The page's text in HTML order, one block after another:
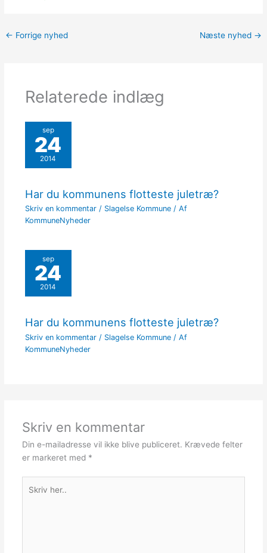
← Forrige nyhed Næste nyhed →
Relaterede indlæg
sep
24
2014
Har du kommunens flotteste juletræ?
Skriv en kommentar / Slagelse Kommune/ Af
KommuneNyheder
sep
24
2014
Har du kommunens flotteste juletræ?
Skriv en kommentar / Slagelse Kommune/ Af
KommuneNyheder
Skriv en kommentar
Din e-mailadresse vil ikke blive publiceret. Krævede felter
er markeret med *
her..